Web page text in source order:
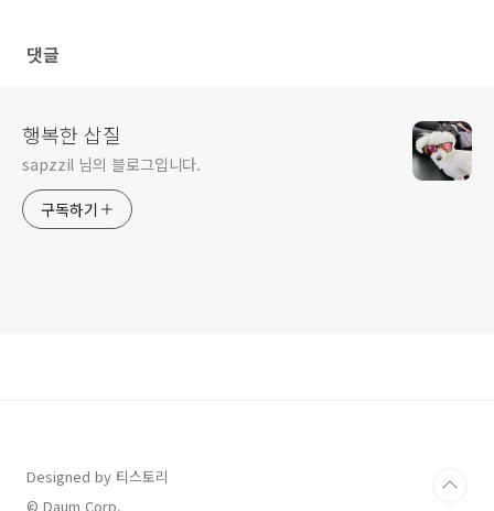
댓글
행복한 삽질
sapzzil 님의 블로그입니다.
구독하기
Designed by 티스토리
© Daum Corp.